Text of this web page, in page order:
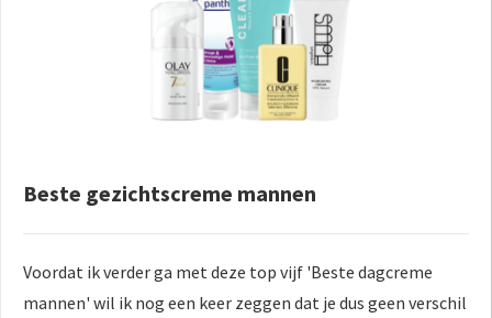
Beste gezichtscreme mannen
Voordat ik verder ga met deze top vijf 'Beste dagcreme
mannen' wil ik nog een keer zeggen dat je dus geen verschil